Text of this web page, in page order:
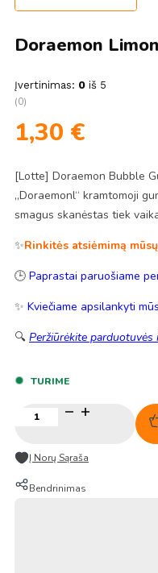
Doraemon
Įvertinimas: 0 iš 5
(0)
1,30 €
[Lotte] Doraemon Bubble
„Doraemonl“ kramtomoji
smagus skanėstas tiek
✨Rinkitės atsiėmimą
🕒 Paprastai paruošiame
✨ Kviečiame apsilankyti
🔍 Peržiūrėkite parduotuvės
TURIME
kiekis:
Limonado
skonio
kramtomoji
Į Norų Sąraša
Bendrinimas